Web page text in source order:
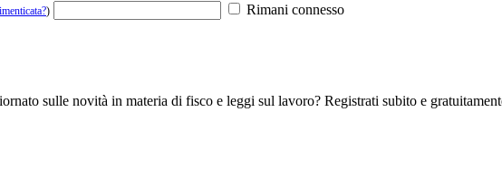
) Rimani connesso
sulle novità in materia di fisco e leggi sul lavoro? Registrati subito e